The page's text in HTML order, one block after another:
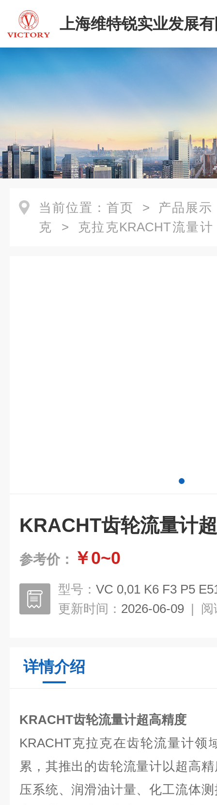
上海维特锐实业发展
当前位置： 首页 > 产品展示
克 > 克拉克KRACHT流量计
KRACHT齿轮流量计
参考价： ￥0~0
型号： VC 0,01 K6 F3 P5
更新时间： 2026-06-09 | 阅
详情介绍
KRACHT齿轮流量计超高精度
KRACHT克拉克在齿轮流量计领
累，其推出的齿轮流量计以超高
压系统、润滑油计量、化工流体